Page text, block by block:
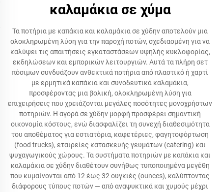
καλαμάκια σε χύμα
Τα ποτήρια με καπάκια και καλαμάκια σε χύδην αποτελούν μια
ολοκληρωμένη λύση για την παροχή ποτών, σχεδιασμένη για να
καλύψει τις απαιτήσεις εγκαταστάσεων υψηλής κυκλοφορίας,
εκδηλώσεων και εμπορικών λειτουργιών. Αυτά τα πλήρη σετ
πόσιμων συνδυάζουν ανθεκτικά ποτήρια από πλαστικό ή χαρτί
με ερμητικά καπάκια και συνοδευτικά καλαμάκια,
προσφέροντας μια βολική, ολοκληρωμένη λύση για
επιχειρήσεις που χρειάζονται μεγάλες ποσότητες μονοχρήστων
ποτηριών. Η αγορά σε χύδην μορφή προσφέρει σημαντική
οικονομία κόστους, ενώ διασφαλίζει τη συνεχή διαθεσιμότητα
του αποθέματος για εστιατόρια, καφετέριες, φαγητοφόρτωση
(food trucks), εταιρείες κατασκευής γευμάτων (catering) και
ψυχαγωγικούς χώρους. Τα συστήματα ποτηριών με καπάκια και
καλαμάκια σε χύδην διαθέτουν συνήθως τυποποιημένα μεγέθη
που κυμαίνονται από 12 έως 32 ουγκιές (ounces), καλύπτοντας
διάφορους τύπους ποτών — από αναψυκτικά και χυμούς μέχρι